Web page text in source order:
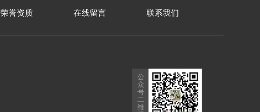
荣誉资质 在线留言 联系我们
公
众
号
二
维